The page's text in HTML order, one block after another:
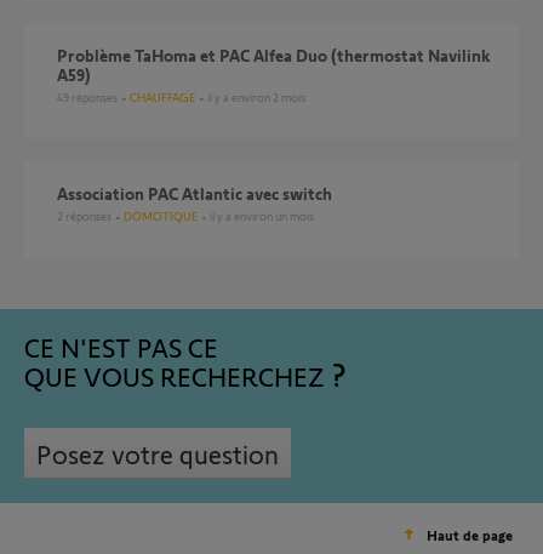
Problème TaHoma et PAC Alfea Duo (thermostat Navilink
A59)
49 réponses CHAUFFAGE il y a environ 2 mois
Association PAC Atlantic avec switch
2 réponses DOMOTIQUE il y a environ un mois
CE N'EST PAS CE
QUE VOUS RECHERCHEZ
Posez votre question
Haut de page